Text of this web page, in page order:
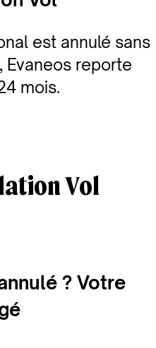
est annulé sans
Evaneos reporte
mois.
Vol
? Votre